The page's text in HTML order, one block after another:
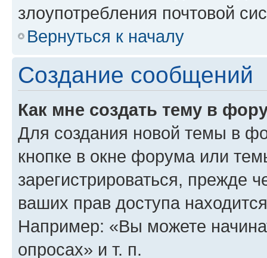
злоупотребления почтовой
Вернуться к началу
Создание сообщений
Как мне создать тему в
Для создания новой темы в
кнопке в окне форума или
зарегистрироваться, прежде
ваших прав доступа
Например: «Вы можете
опросах» и т. п.